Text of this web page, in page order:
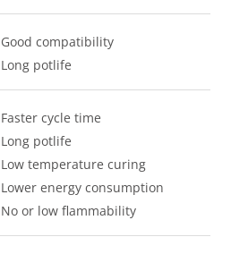
Good compatibility
Long potlife
Faster cycle time
Long potlife
Low temperature curing
Lower energy consumption
No or low flammability